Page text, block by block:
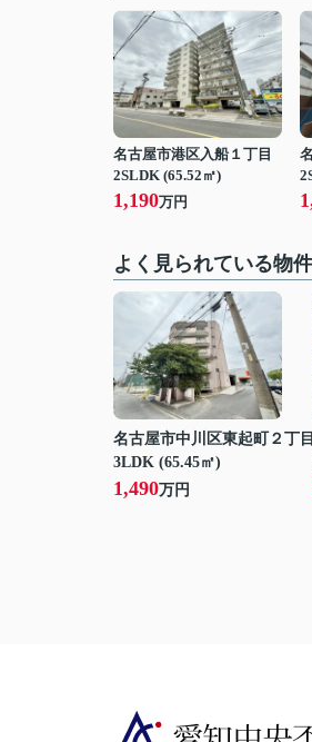
名古屋市港区入船１丁目
2SLDK (65.52㎡)
1,190万円
よく見られている物件
名古屋市中川区東起町２丁目
3LDK (65.45㎡)
1,490万円